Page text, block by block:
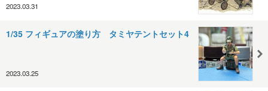
2023.03.31
1/35 フィギュアの塗り方 タミヤテントセット4
2023.03.25